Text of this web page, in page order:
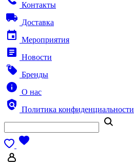
Контакты
Доставка
Мероприятия
Новости
Бренды
О нас
Политика конфиденциальности